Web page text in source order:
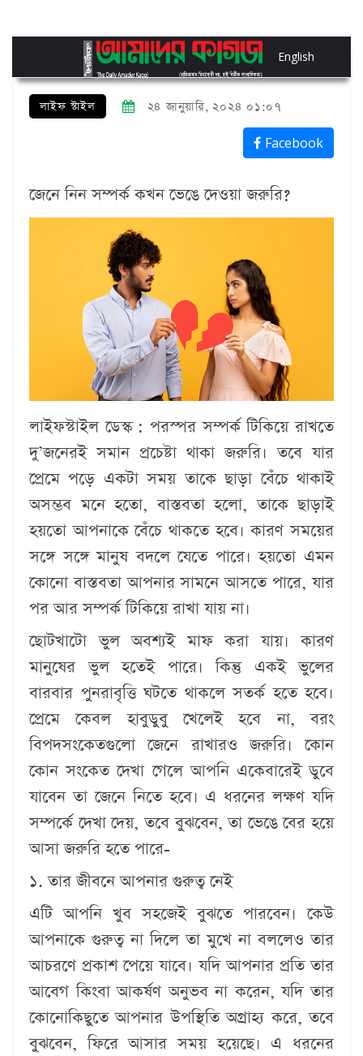
English
লাইফ স্টাইল ২৪ জানুয়ারি, ২০২৪ ০১:০৭
Facebook
জেনে নিন সম্পর্ক কখন ভেঙে দেওয়া জরুরি?
লাইফস্টাইল ডেস্ক : পরস্পর সম্পর্ক টিকিয়ে রাখতে
দু’জনেরই সমান প্রচেষ্টা থাকা জরুরি। তবে যার
প্রেমে পড়ে একটা সময় তাকে ছাড়া বেঁচে থাকাই
অসম্ভব মনে হতো, বাস্তবতা হলো, তাকে ছাড়াই
হয়তো আপনাকে বেঁচে থাকতে হবে। কারণ সময়ের
সঙ্গে সঙ্গে মানুষ বদলে যেতে পারে। হয়তো এমন
কোনো বাস্তবতা আপনার সামনে আসতে পারে, যার
পর আর সম্পর্ক টিকিয়ে রাখা যায় না।
ছোটখাটো ভুল অবশ্যই মাফ করা যায়। কারণ
মানুষের ভুল হতেই পারে। কিন্তু একই ভুলের
বারবার পুনরাবৃত্তি ঘটতে থাকলে সতর্ক হতে হবে।
প্রেমে কেবল হাবুডুবু খেলেই হবে না, বরং
বিপদসংকেতগুলো জেনে রাখারও জরুরি। কোন
কোন সংকেত দেখা গেলে আপনি একেবারেই ডুবে
যাবেন তা জেনে নিতে হবে। এ ধরনের লক্ষণ যদি
সম্পর্কে দেখা দেয়, তবে বুঝবেন, তা ভেঙে বের হয়ে
আসা জরুরি হতে পারে-
১. তার জীবনে আপনার গুরুত্ব নেই
এটি আপনি খুব সহজেই বুঝতে পারবেন। কেউ
আপনাকে গুরুত্ব না দিলে তা মুখে না বললেও তার
আচরণে প্রকাশ পেয়ে যাবে। যদি আপনার প্রতি তার
আবেগ কিংবা আকর্ষণ অনুভব না করেন, যদি তার
কোনোকিছুতে আপনার উপস্থিতি অগ্রাহ্য করে, তবে
বুঝবেন, ফিরে আসার সময় হয়েছে। এ ধরনের